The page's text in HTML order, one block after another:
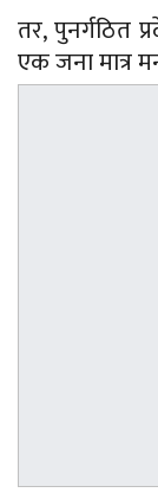
तर, पुनर्गठित
एक जना मात्र